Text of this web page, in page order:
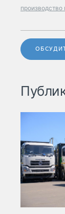
производство